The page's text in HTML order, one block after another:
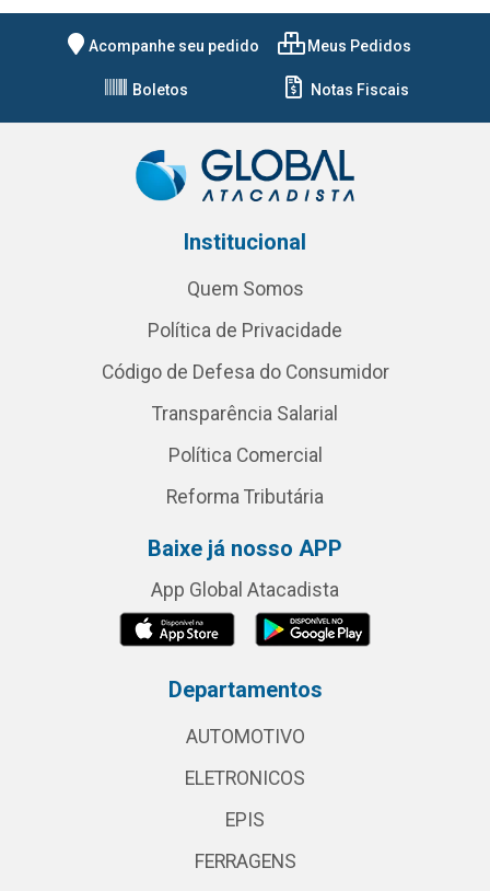
Acompanhe seu pedido Meus Pedidos
Boletos Notas Fiscais
Institucional
Quem Somos
Política de Privacidade
Código de Defesa do Consumidor
Transparência Salarial
Política Comercial
Reforma Tributária
Baixe já nosso APP
App Global Atacadista
Departamentos
AUTOMOTIVO
ELETRONICOS
EPIS
FERRAGENS